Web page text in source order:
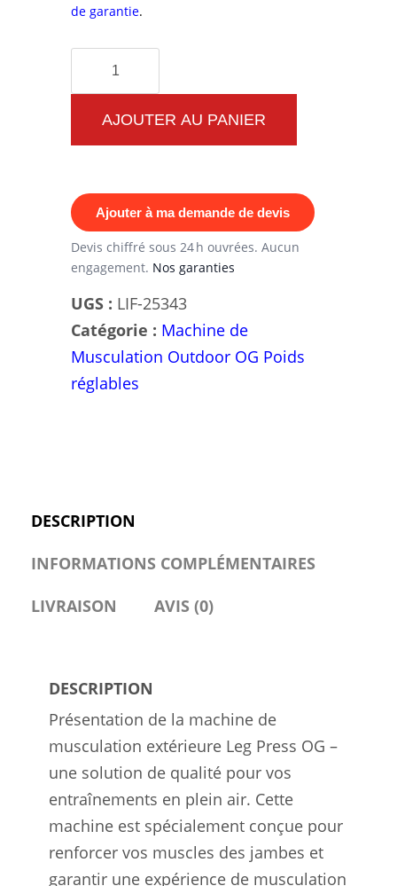
de garantie.
quantité
de
Machine
de
Extérieur
Leg
Press
OG
-
Construction
Métallique
en
-
en
-
Plastique
Elastodur
-
Fixations
Galvanisées
AJOUTER AU PANIER
Ajouter à ma demande de devis
Devis chiffré sous 24 h ouvrées. Aucun
engagement. Nos garanties
UGS : LIF-25343
Catégorie : Machine de
Musculation Outdoor OG Poids
réglables
DESCRIPTION
INFORMATIONS COMPLÉMENTAIRES
LIVRAISON
AVIS (0)
DESCRIPTION
Présentation de la machine de
musculation extérieure Leg Press OG –
une solution de qualité pour vos
entraînements en plein air. Cette
machine est spécialement conçue pour
renforcer vos muscles des jambes et
garantir une expérience de musculation